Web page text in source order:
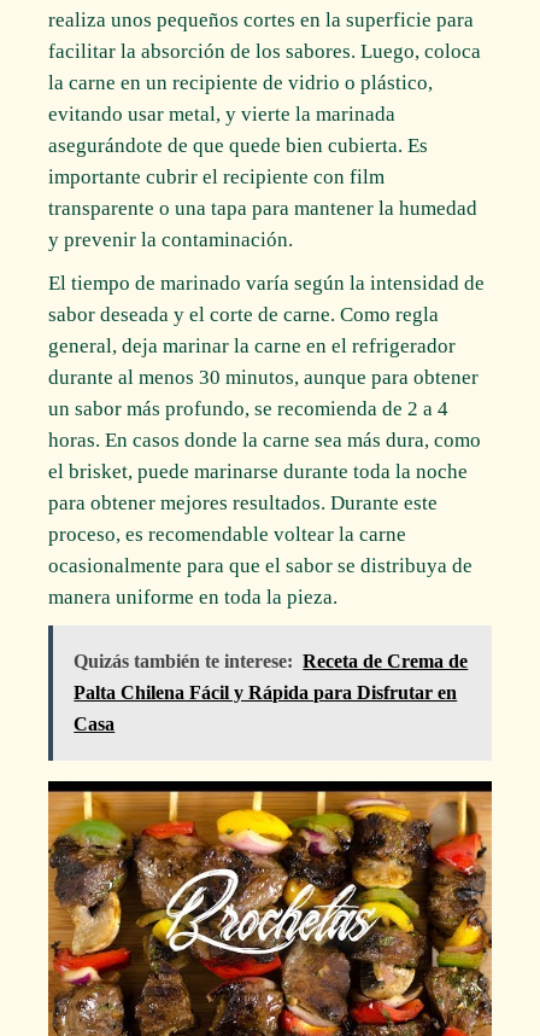
realiza unos pequeños cortes en la superficie para
facilitar la absorción de los sabores. Luego, coloca
la carne en un recipiente de vidrio o plástico,
evitando usar metal, y vierte la marinada
asegurándote de que quede bien cubierta. Es
importante cubrir el recipiente con film
transparente o una tapa para mantener la humedad
y prevenir la contaminación.
El tiempo de marinado varía según la intensidad de
sabor deseada y el corte de carne. Como regla
general, deja marinar la carne en el refrigerador
durante al menos 30 minutos, aunque para obtener
un sabor más profundo, se recomienda de 2 a 4
horas. En casos donde la carne sea más dura, como
el brisket, puede marinarse durante toda la noche
para obtener mejores resultados. Durante este
proceso, es recomendable voltear la carne
ocasionalmente para que el sabor se distribuya de
manera uniforme en toda la pieza.
Quizás también te interese: Receta de Crema de
Palta Chilena Fácil y Rápida para Disfrutar en
Casa